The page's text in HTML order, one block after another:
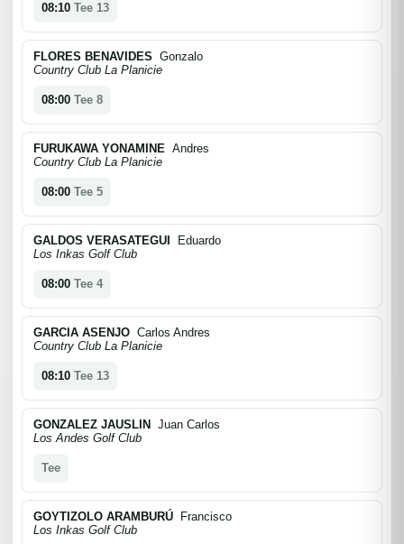
08:10 Tee 13
FLORES BENAVIDES Gonzalo
Country Club La Planicie
08:00 Tee 8
FURUKAWA YONAMINE Andres
Country Club La Planicie
08:00 Tee 5
GALDOS VERASATEGUI Eduardo
Los Inkas Golf Club
08:00 Tee 4
GARCIA ASENJO Carlos Andres
Country Club La Planicie
08:10 Tee 13
GONZALEZ JAUSLIN Juan Carlos
Los Andes Golf Club
Tee
GOYTIZOLO ARAMBURÚ Francisco
Los Inkas Golf Club